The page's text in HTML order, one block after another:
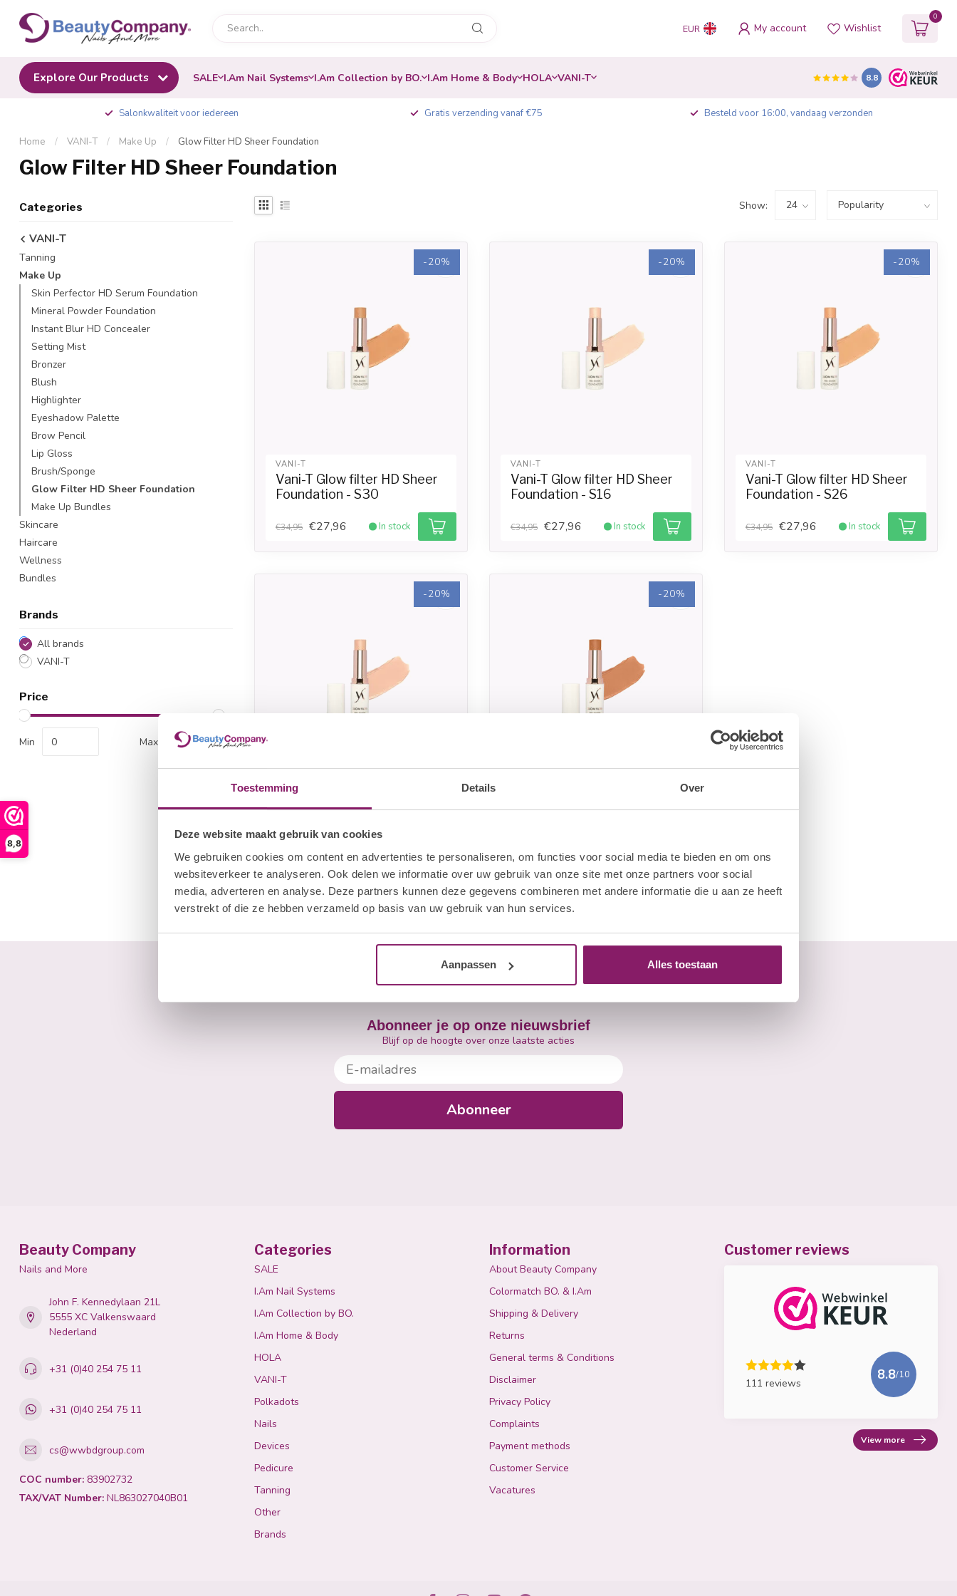
Toestemming Details Over
Deze website maakt gebruik van cookies
We gebruiken cookies om content en advertenties te personaliseren, om functies voor social media te bieden en om ons
websiteverkeer te analyseren. Ook delen we informatie over uw gebruik van onze site met onze partners voor social
media, adverteren en analyse. Deze partners kunnen deze gegevens combineren met andere informatie die u aan ze heeft
verstrekt of die ze hebben verzameld op basis van uw gebruik van hun services.
Aanpassen Alles toestaan
8,8
EUR My account Wishlist
0
Explore Our Products SALE I.Am Nail Systems I.Am Collection by BO. I.Am Home & Body HOLA VANI-T 8.8
Salonkwaliteit voor iedereen Gratis verzending vanaf €75 Besteld voor 16:00, vandaag verzonden
Home / VANI-T / Make Up / Glow Filter HD Sheer Foundation
Glow Filter HD Sheer Foundation
Categories
VANI-T
Tanning
Make Up
Skin Perfector HD Serum Foundation
Mineral Powder Foundation
Instant Blur HD Concealer
Setting Mist
Bronzer
Blush
Highlighter
Eyeshadow Palette
Brow Pencil
Lip Gloss
Brush/Sponge
Glow Filter HD Sheer Foundation
Make Up Bundles
Skincare
Haircare
Wellness
Bundles
Brands
All brands
VANI-T
Price
Min Max
Show:
-20%
VANI-T
Vani-T Glow filter HD Sheer
Foundation - S30
€34,95 €27,96 In stock
-20%
VANI-T
Vani-T Glow filter HD Sheer
Foundation - S16
€34,95 €27,96 In stock
-20%
VANI-T
Vani-T Glow filter HD Sheer
Foundation - S26
€34,95 €27,96 In stock
-20%
VANI-T
Vani-T Glow filter HD Sheer
€34,95 €27,96 In stock
-20%
Vani-T Glow filter HD Sheer
€34,95 €27,96 In stock
Abonneer je op onze nieuwsbrief
Blijf op de hoogte over onze laatste acties
E-mailadres
Abonneer
Beauty Company
Nails and More
John F. Kennedylaan 21L
5555 XC Valkenswaard
Nederland
+31 (0)40 254 75 11
+31 (0)40 254 75 11
cs@wwbdgroup.com
COC number: 83902732
TAX/VAT Number: NL863027040B01
Categories
SALE
I.Am Nail Systems
I.Am Collection by BO.
I.Am Home & Body
HOLA
VANI-T
Polkadots
Nails
Devices
Pedicure
Tanning
Other
Brands
Information
About Beauty Company
Colormatch BO. & I.Am
Shipping & Delivery
Returns
General terms & Conditions
Disclaimer
Privacy Policy
Complaints
Payment methods
Customer Service
Vacatures
Customer reviews
111 reviews
8.8/10
View more